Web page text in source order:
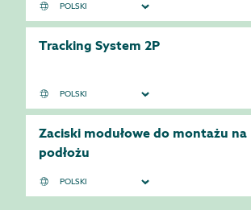
Tracking System 2P
Zaciski modułowe do montażu na
podłożu